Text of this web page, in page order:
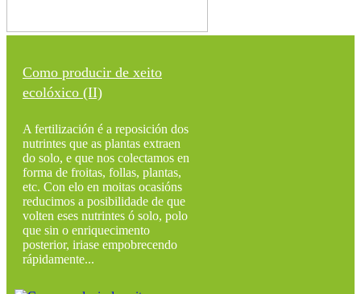
Como producir de xeito
ecolóxico (II)
A fertilización é a reposición dos
nutrintes que as plantas extraen
do solo, e que nos colectamos en
forma de froitas, follas, plantas,
etc. Con elo en moitas ocasións
reducimos a posibilidade de que
volten eses nutrintes ó solo, polo
que sin o enriquecimento
posterior, iriase empobrecendo
rápidamente...